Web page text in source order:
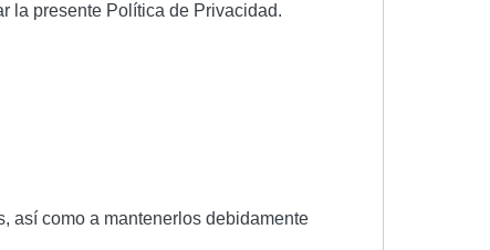
la presente Política de Privacidad.
así como a mantenerlos debidamente